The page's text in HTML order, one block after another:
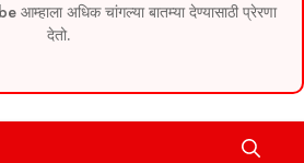
अधिक चांगल्या बातम्या देण्यासाठी प्रेरणा
देतो.